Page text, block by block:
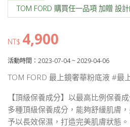
TOM FORD 購買任一品項 加贈 設
NT$ 4,900
活動時間：2023-07-04 ~ 2029-04-06
TOM FORD 最上鏡奢華粉底液 #最
【頂級保養成分】以最高比例保養
多種頂級保養成分，能夠舒緩肌膚
予以長效保濕，打造完美肌膚狀態。